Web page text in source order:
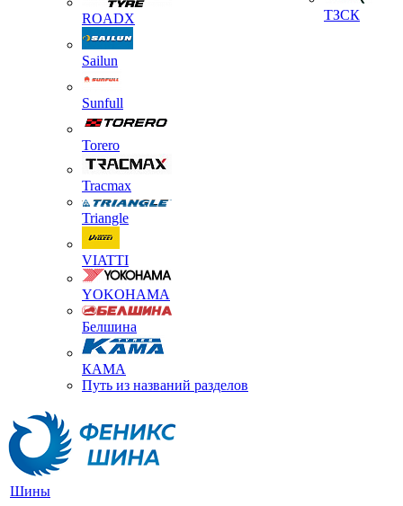
ROADX
Sailun
Sunfull
Torero
Tracmax
Triangle
VIATTI
YOKOHAMA
Белшина
КАМА
Путь из названий разделов
ТЗСК
Шины